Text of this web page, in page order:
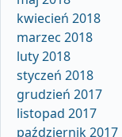
kwiecień 2018
marzec 2018
luty 2018
styczeń 2018
grudzień 2017
listopad 2017
październik 2017